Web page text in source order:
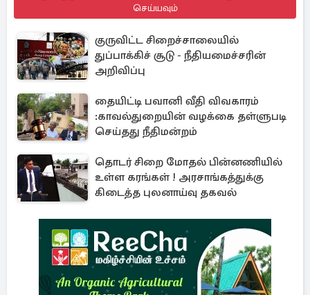
செய்யவும்
குருவிட்ட சிறைச்சாலையில்
துப்பாக்கிச் சூடு - நீதியமைச்சரின்
அறிவிப்பு
தையிட்டி பவானி வீதி விவகாரம்
:காவல்துறையின் வழக்கை தள்ளுபடி
செய்தது நீதிமன்றம்
தொடர் சிறை மோதல் பின்னணியில்
உள்ள கரங்கள் ! அரசாங்கத்துக்கு
கிடைத்த புலனாய்வு தகவல்